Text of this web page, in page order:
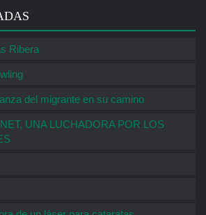
Ribera
del migrante en su camino
UNA LUCHADORA POR LOS